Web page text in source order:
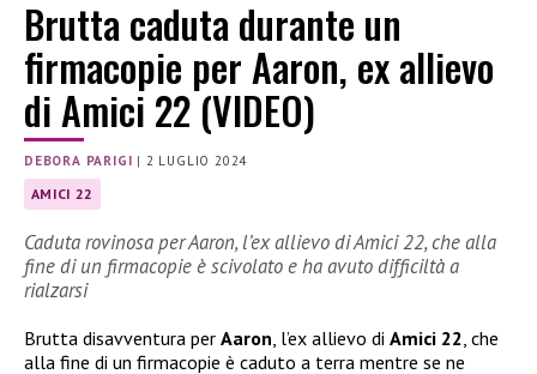
Brutta caduta durante un
firmacopie per Aaron, ex allievo
di Amici 22 (VIDEO)
DEBORA PARIGI | 2 LUGLIO 2024
AMICI 22
Caduta rovinosa per Aaron, l’ex allievo di Amici 22, che alla
fine di un firmacopie è scivolato e ha avuto difficiltà a
rialzarsi
Brutta disavventura per Aaron , l’ex allievo di Amici 22 , che
alla fine di un firmacopie è caduto a terra mentre se ne